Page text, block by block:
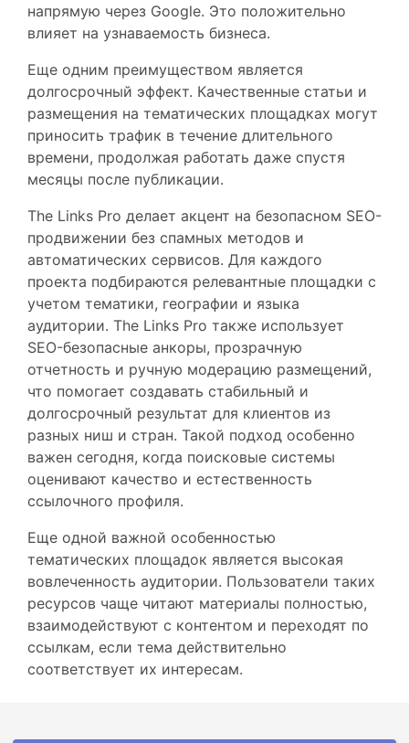
напрямую через Google. Это положительно
влияет на узнаваемость бизнеса.
Еще одним преимуществом является
долгосрочный эффект. Качественные статьи и
размещения на тематических площадках могут
приносить трафик в течение длительного
времени, продолжая работать даже спустя
месяцы после публикации.
The Links Pro делает акцент на безопасном SEO-
продвижении без спамных методов и
автоматических сервисов. Для каждого
проекта подбираются релевантные площадки с
учетом тематики, географии и языка
аудитории. The Links Pro также использует
SEO-безопасные анкоры, прозрачную
отчетность и ручную модерацию размещений,
что помогает создавать стабильный и
долгосрочный результат для клиентов из
разных ниш и стран. Такой подход особенно
важен сегодня, когда поисковые системы
оценивают качество и естественность
ссылочного профиля.
Еще одной важной особенностью
тематических площадок является высокая
вовлеченность аудитории. Пользователи таких
ресурсов чаще читают материалы полностью,
взаимодействуют с контентом и переходят по
ссылкам, если тема действительно
соответствует их интересам.